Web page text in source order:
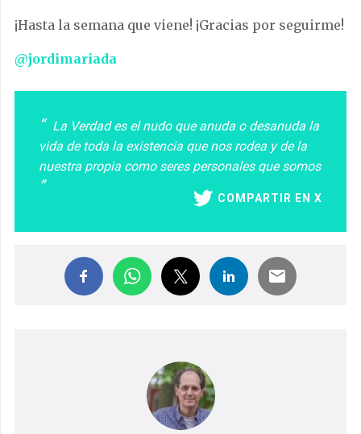
¡Hasta la semana que viene! ¡Gracias por seguirme!
@jordimariada
La Verdad es el nudo que anuda o desanuda la
vida de toda la existencia que nos rodea y de la
nuestra propia como seres personales que somos
COMPARTIR EN X